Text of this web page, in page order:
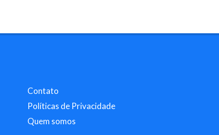
Contato
Políticas de Privacidade
Quem somos